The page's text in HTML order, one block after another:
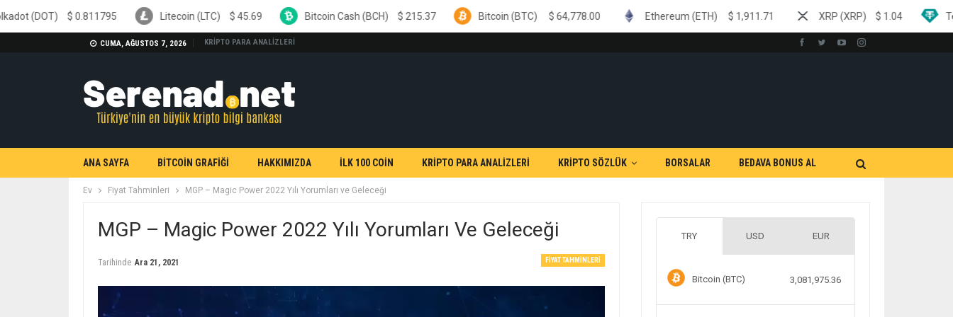
CUMA, AĞUSTOS 7, 2026 KRİPTO PARA ANALİZLERİ
ANA SAYFA BİTCOİN GRAFİĞİ HAKKIMIZDA İLK 100 COİN KRİPTO PARA ANALİZLERİ KRİPTO SÖZLÜK BORSALAR BEDAVA BONUS AL
Ev Fiyat Tahminleri MGP – Magic Power 2022 Yılı Yorumları ve Geleceği
MGP – Magic Power 2022 Yılı Yorumları Ve Geleceği
FIYAT TAHMINLERI
Tarihinde Ara 21, 2021
TRY USD EUR
Bitcoin (BTC) 3,081,975.36
$ 0.811795 Litecoin (LTC) $45.69 Bitcoin Cash (BCH) $215.37 Bitcoin (BTC) $64,778.00 Ethereum (ETH) $ 1,911.71 XRP (XRP) $1.04 Tether (USDT)